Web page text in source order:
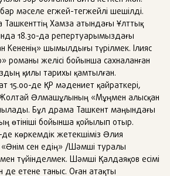
мәселе егжей-тегжейлі шешілді.
Хамза атындағы Ұлттық
18.30-да репертуарымыздағы
Кененің» шымылдығы түрілмек. Ілияс
романы желісі бойынша сахналанған
қилы тарихы қамтылған.
15.00-де ҚР мәдениет қайраткері,
Әлмашұлының «Мұңмен алысқан
Бұл драма Ташкент маңындағы
өтініші бойынша қойылып отыр.
де көркемдік жетекшіміз Әлия
сен едің» /Шәмші туралы
түйінделмек. Шәмші Қалдаяқов есімі
де етене таныс. Оған атақты